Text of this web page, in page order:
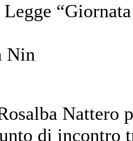
Nin
Nattero
di incontro